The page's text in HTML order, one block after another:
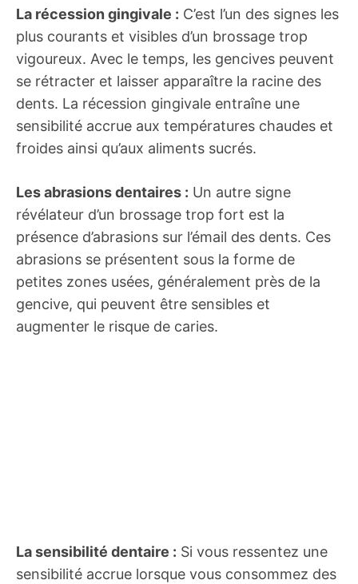
La récession gingivale : C’est l’un des signes les
plus courants et visibles d’un brossage trop
vigoureux. Avec le temps, les gencives peuvent
se rétracter et laisser apparaître la racine des
dents. La récession gingivale entraîne une
sensibilité accrue aux températures chaudes et
froides ainsi qu’aux aliments sucrés.
Les abrasions dentaires : Un autre signe
révélateur d’un brossage trop fort est la
présence d’abrasions sur l’émail des dents. Ces
abrasions se présentent sous la forme de
petites zones usées, généralement près de la
gencive, qui peuvent être sensibles et
augmenter le risque de caries.
La sensibilité dentaire : Si vous ressentez une
sensibilité accrue lorsque vous consommez des